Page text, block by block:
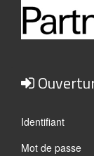
Identifiant
Mot de passe